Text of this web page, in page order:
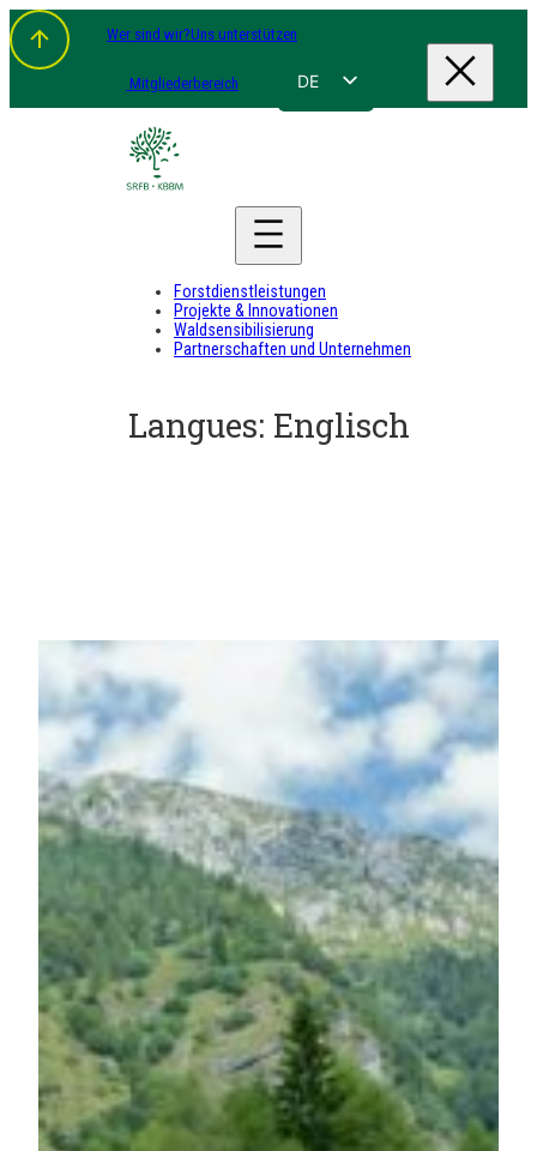
Zum
Inhalt
springen
Wer sind wir?Uns unterstützen
Mitgliederbereich DE
Forstdienstleistungen
Projekte & Innovationen
Waldsensibilisierung
Partnerschaften und Unternehmen
Langues: Englisch